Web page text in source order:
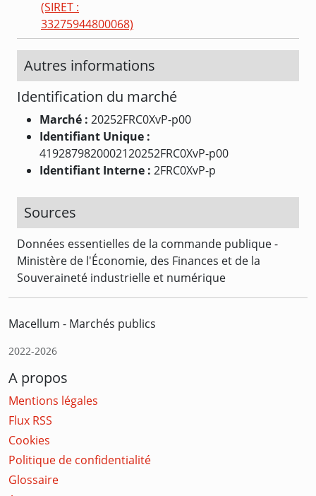
(SIRET :
33275944800068)
Autres informations
Identification du marché
Marché : 20252FRC0XvP-p00
Identifiant Unique :
4192879820002120252FRC0XvP-p00
Identifiant Interne : 2FRC0XvP-p
Sources
Données essentielles de la commande publique -
Ministère de l'Économie, des Finances et de la
Souveraineté industrielle et numérique
Macellum - Marchés publics
2022-2026
A propos
Mentions légales
Flux RSS
Cookies
Politique de confidentialité
Glossaire